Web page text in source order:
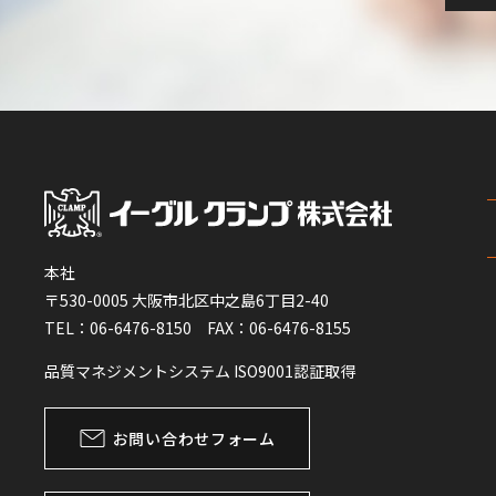
本社
〒530-0005 大阪市北区中之島6丁目2-40
TEL：06-6476-8150 FAX：06-6476-8155
品質マネジメントシステム ISO9001認証取得
お問い合わせフォーム